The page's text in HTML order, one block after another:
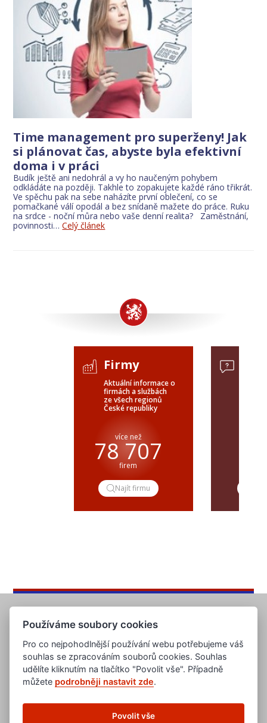
Time management pro superženy! Jak
si plánovat čas, abyste byla efektivní
doma i v práci
Budík ještě ani nedohrál a vy ho naučeným pohybem
odkládáte na později. Takhle to zopakujete každé ráno třikrát.
Ve spěchu pak na sebe naházíte první oblečení, co se
pomačkané válí opodál a bez snídaně mažete do práce. Ruku
na srdce - noční můra nebo vaše denní realita? Zaměstnání,
povinnosti…Celý článek
Firmy
Aktuální informace o
firmách a službách
ze všech regionů
České republiky
více než
78 707
firem
Najít firmu
www.evropska-databanka.cz
www.edb.eu
Používáme soubory cookies
Pro co nejpohodlnější používání webu potřebujeme váš
souhlas se zpracováním souborů cookies. Souhlas
udělíte kliknutím na tlačítko "Povolit vše". Případně
můžete podrobněji nastavit zde.
Povolit vše